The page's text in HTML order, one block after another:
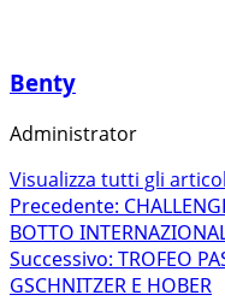
Benty
Administrator
Visualizza tutti gli
Navigazione
articolo
Precedente:
BOTTO
Successivo: TROFEO
GSCHNITZER E HOBER